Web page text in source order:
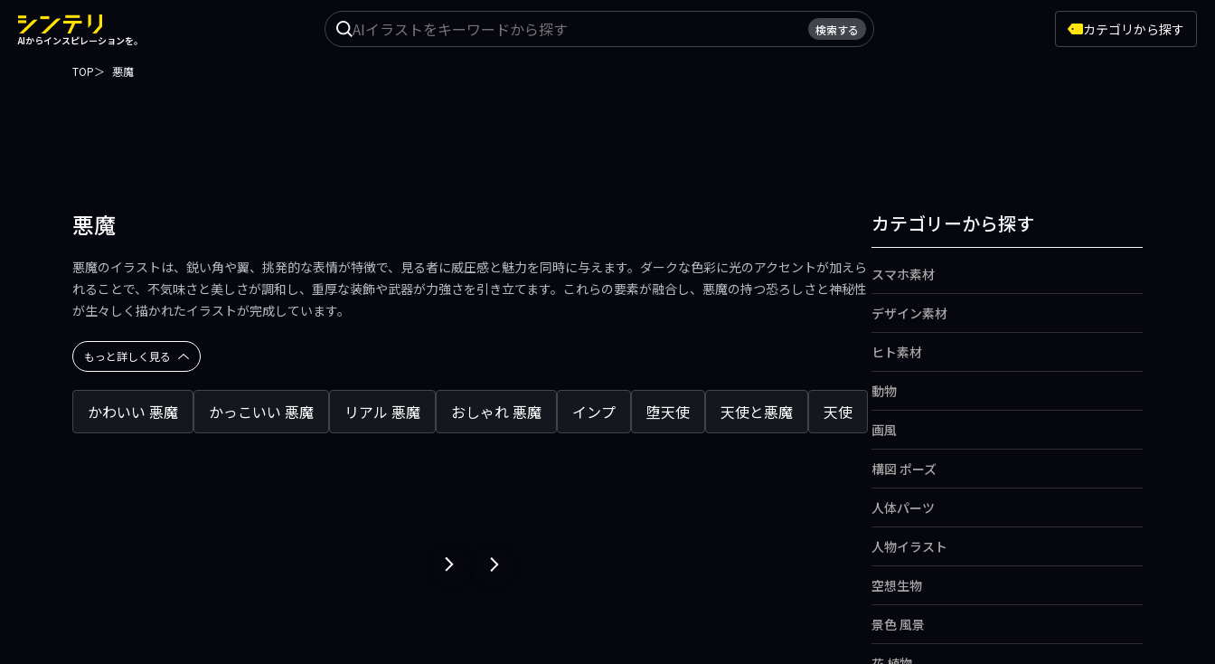
AIからインスピレーションを。
イ
ラ
検索する カテゴリから探す
TOP 悪魔
悪魔
悪魔のイラストは、鋭い角や翼、挑発的な表情が特徴で、見る者に威圧感と魅力を同時に与えます。ダークな色彩に光のアクセントが加えら
れることで、不気味さと美しさが調和し、重厚な装飾や武器が力強さを引き立てます。これらの要素が融合し、悪魔の持つ恐ろしさと神秘性
が生々しく描かれたイラストが完成しています。
もっと詳しく見る
かわいい 悪魔 かっこいい 悪魔 リアル 悪魔 おしゃれ 悪魔 インプ 堕天使 天使と悪魔 天使
１
カテゴリーから探す
スマホ素材
デザイン素材
ヒト素材
動物
画風
構図 ポーズ
人体パーツ
人物イラスト
空想生物
景色 風景